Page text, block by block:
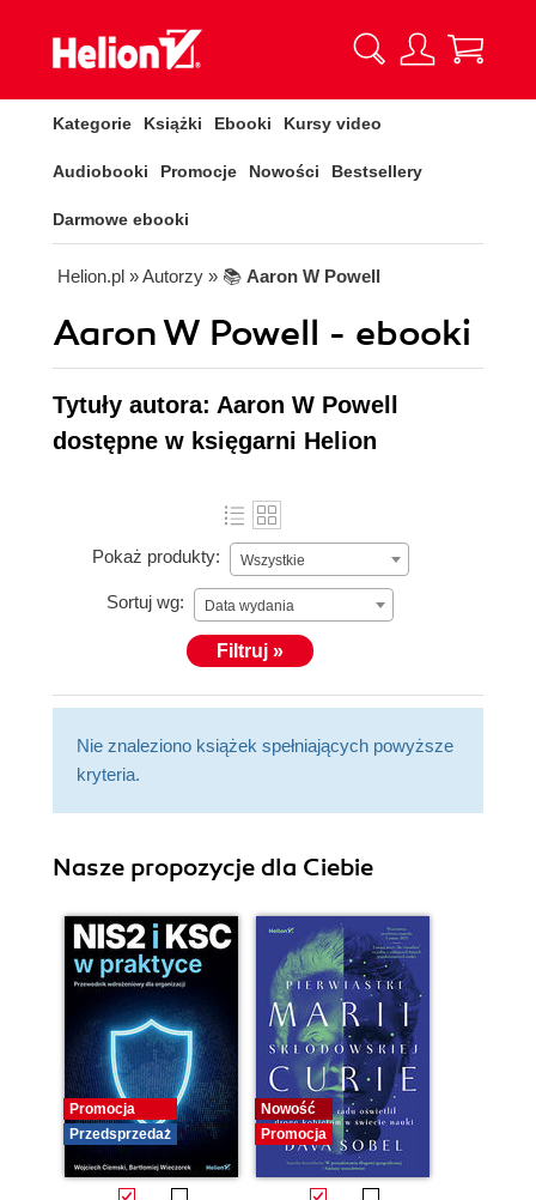
Kategorie Książki Ebooki Kursy video
Audiobooki Promocje Nowości Bestsellery
Darmowe ebooki
Helion.pl » Autorzy » 📚 Aaron W Powell
Aaron W Powell - ebooki
Tytuły autora: Aaron W Powell
dostępne w księgarni Helion
Pokaż produkty: Wszystkie
Sortuj wg: Data wydania
Filtruj »
Nie znaleziono książek spełniających powyższe
kryteria.
Nasze propozycje dla Ciebie
Promocja
Przedsprzedaż
Nowość
Promocja